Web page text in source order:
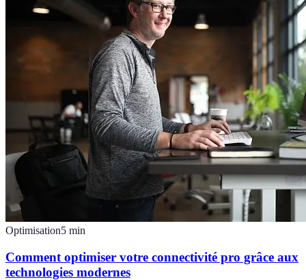
Optimisation5 min
Comment optimiser votre connectivité pro grâce aux
technologies modernes